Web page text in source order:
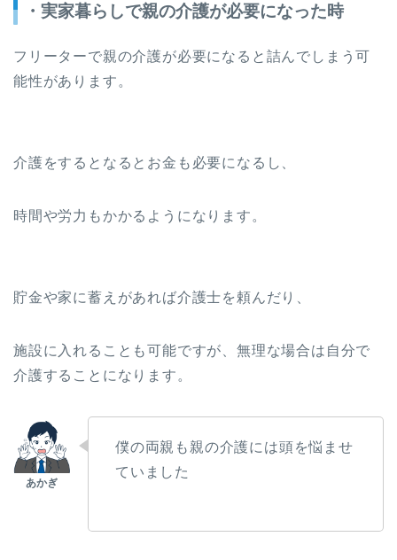
・実家暮らしで親の介護が必要になった時
フリーターで親の介護が必要になると詰んでしまう可
能性があります。
介護をするとなるとお金も必要になるし、
時間や労力もかかるようになります。
貯金や家に蓄えがあれば介護士を頼んだり、
施設に入れることも可能ですが、無理な場合は自分で
介護することになります。
僕の両親も親の介護には頭を悩ませ
ていました